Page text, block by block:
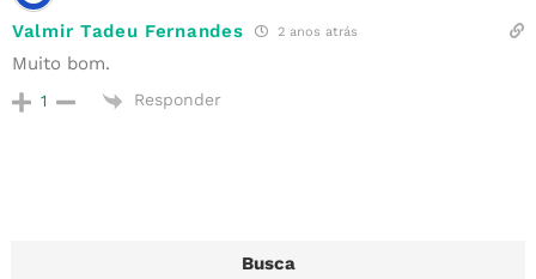
Valmir Tadeu Fernandes 2 anos atrás
Muito bom.
1 Responder
Busca